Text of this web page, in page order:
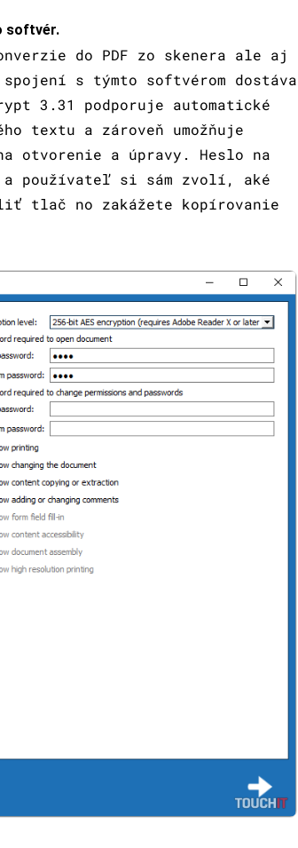
softvér.
do PDF zo skenera ale aj
s týmto softvérom dostáva
3.31 podporuje automatické
textu a zároveň umožňuje
otvorenie a úpravy. Heslo na
a používateľ si sám zvolí, aké
tlač no zakážete kopírovanie